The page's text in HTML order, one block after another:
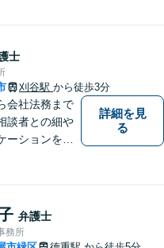
。【駐車場完
士
刈谷駅 から徒歩3分
会社法務まで
談者との細や
ーションを大
相談くださ
「刈谷駅」4
り】
詳細を見
る
弁護士
務所